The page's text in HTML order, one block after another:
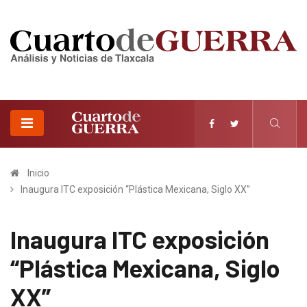
Inicio
Inaugura ITC exposición “Plástica Mexicana, Siglo XX”
Inaugura ITC exposición
“Plástica Mexicana, Siglo
XX”